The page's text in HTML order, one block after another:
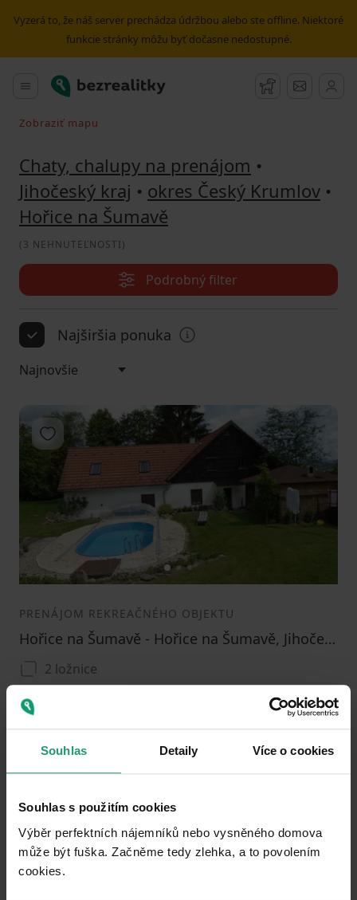
Souhlas Detaily Více o cookies
Souhlas s použitím cookies
Výběr perfektních nájemníků nebo vysněného domova
může být fuška. Začněme tedy zlehka, a to povolením
cookies.​
Vyzerá to, že náš server prechádza údržbou alebo ste offline. Niektoré
funkcie stránky môžu byť dočasne nedostupné.
Hlavné menu
Bezrealitky Strážny pes
Správy
Vyhľadávať pri pohybe v mape
Zobraziť mapu
Chaty, chalupy na prenájom •
Jihočeský kraj • okres Český Krumlov •
Hořice na Šumavě
(3 NEHNUTEĽNOSTI)
Podrobný filter
Najširšia ponuka
12 3
Pridať do obľúbených
PRENÁJOM REKREAČNÉHO OBJEKTU
Hořice na Šumavě - Hořice na Šumavě, Jihočeský kraj
2 ložnice
0